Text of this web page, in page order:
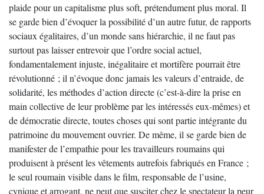
plaide pour un capitalisme plus soft, prétendument plus moral. Il
se garde bien d’évoquer la possibilité d’un autre futur, de rapports
sociaux égalitaires, d’un monde sans hiérarchie, il ne faut pas
surtout pas laisser entrevoir que l’ordre social actuel,
fondamentalement injuste, inégalitaire et mortifère pourrait être
révolutionné ; il n’évoque donc jamais les valeurs d’entraide, de
solidarité, les méthodes d’action directe (c’est-à-dire la prise en
main collective de leur problème par les intéressés eux-mêmes) et
de démocratie directe, toutes choses qui sont partie intégrante du
patrimoine du mouvement ouvrier. De même, il se garde bien de
manifester de l’empathie pour les travailleurs roumains qui
produisent à présent les vêtements autrefois fabriqués en France ;
le seul roumain visible dans le film, responsable de l’usine,
cynique et arrogant, ne peut que susciter chez le spectateur la peur